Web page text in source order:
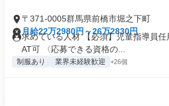
〒371-0005群馬県前橋市堀之下町
月給22万2980円～26万2830円
求めている人材 【必須】児童指導員
AT可 〈応募できる資格の...
制服あり 業界未経験歓迎 +26個